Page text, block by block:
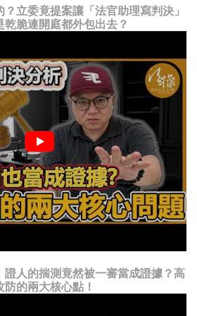
立委竟提案讓「法官助理寫判決」
脆連開庭都外包出去？
證人的揣測竟然被一審當成證據？高
的兩大核心點！